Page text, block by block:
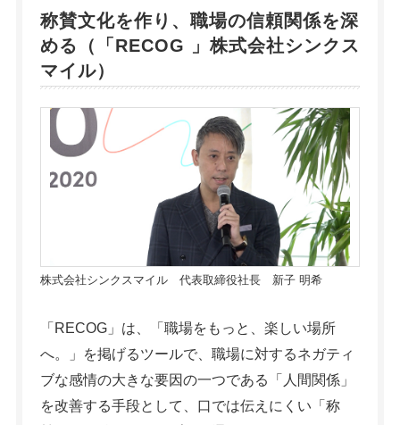
称賛文化を作り、職場の信頼関係を深
める（「 RECOG 」株式会社シンクス
マイル）
株式会社シンクスマイル 代表取締役社長 新子 明希
「RECOG」は、「職場をもっと、楽しい場所
へ。」を掲げるツールで、職場に対するネガティ
ブな感情の大きな要因の一つである「人間関係」
を改善する手段として、口では伝えにくい「称